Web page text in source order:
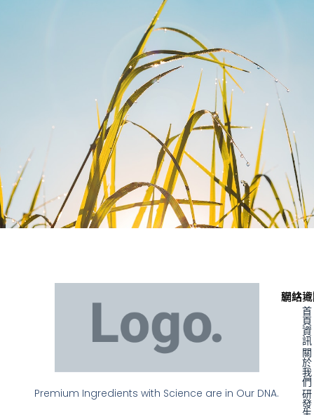
Premium Ingredients with Science are in Our DNA.
聯絡
網站
首
頁
資
訊
關
於
我
們
研
發